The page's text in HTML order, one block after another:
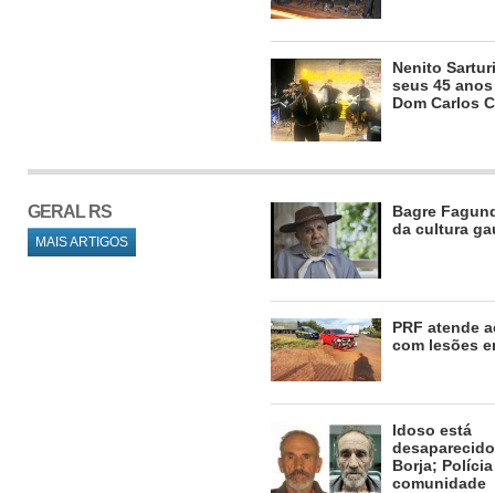
Nenito
seus 45
Dom Carlos
GERAL RS
MAIS ARTIGOS
Bagre
da cultura
PRF atende
com lesões
Idoso está
Borja;
comunidade